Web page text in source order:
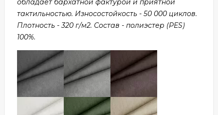
обладает бархатной фактурой и приятной
тактильностью. Износостойкость - 50 000 циклов.
Плотность - 320 г/м2. Состав - полиэстер (PES)
100%.